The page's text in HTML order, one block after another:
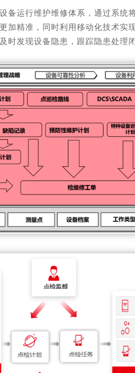
备运行维护维修体系，通过系统
加精准，同时利用移动化技术实
时发现设备隐患，跟踪隐患处理